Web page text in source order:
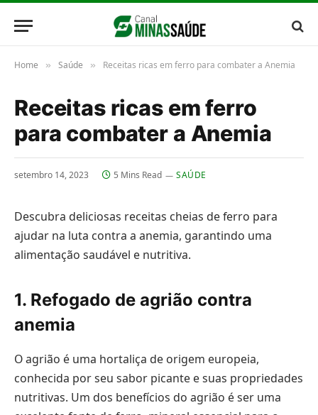
Home » Saúde » Receitas ricas em ferro para combater a Anemia
Receitas ricas em ferro
para combater a Anemia
setembro 14, 2023 5 Mins Read SAÚDE
Descubra deliciosas receitas cheias de ferro para
ajudar na luta contra a anemia, garantindo uma
alimentação saudável e nutritiva.
1. Refogado de agrião contra
anemia
O agrião é uma hortaliça de origem europeia,
conhecida por seu sabor picante e suas propriedades
nutritivas. Um dos benefícios do agrião é ser uma